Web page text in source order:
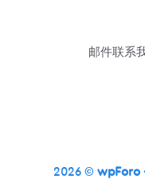
邮件联系
2026 © wpForo